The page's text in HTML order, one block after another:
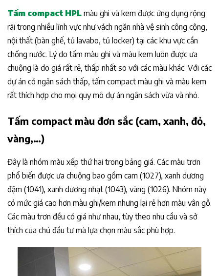
Tấm compact HPL màu ghi và kem được ứng dụng rộng
rãi trong nhiều lĩnh vực như vách ngăn nhà vệ sinh công cộng,
nội thất (bàn ghế, tủ lavabo, tủ locker) tại các khu vực cần
chống nước. Lý do tấm màu ghi và màu kem luôn được ưa
chuộng là do giá rất rẻ, thấp nhất so với các màu khác. Với các
dự án có ngân sách thấp, tấm compact màu ghi và màu kem
rất thích hợp cho mọi quy mô dự án ngân sách vừa và nhỏ.​
Tấm compact màu đơn sắc (cam, xanh, đỏ,
vàng,…)
Đây là nhóm màu xếp thứ hai trong bảng giá. Các màu trơn
phổ biến được ưa chuộng bao gồm cam (1027), xanh dương
đậm (1041), xanh dương nhạt (1043), vàng (1026). Nhóm này
có mức giá cao hơn màu ghi/kem nhưng lại rẻ hơn màu vân gỗ.
Các màu trơn đều có giá như nhau, tùy theo nhu cầu và sở
thích của chủ đầu tư mà lựa chọn màu sắc phù hợp.​